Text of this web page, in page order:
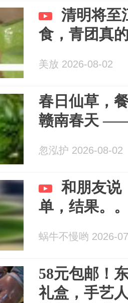
清明将至
食，青团真
美放 2026-08-02
春日仙草，
赣南春天
忽泓护 2026-08-02
和朋友说
单，结果。
蜗牛不慢哟 2026-
58元包邮！
礼盒，手艺